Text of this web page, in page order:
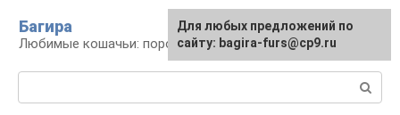
контенту
Багира
Любимые кошачьи: породы, содержание, уход
Для любых предложений по
сайту: bagira-furs@cp9.ru